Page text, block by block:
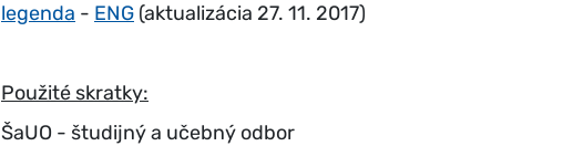
legenda - ENG (aktualizácia 27. 11. 2017)
Použité skratky:
ŠaUO - študijný a učebný odbor